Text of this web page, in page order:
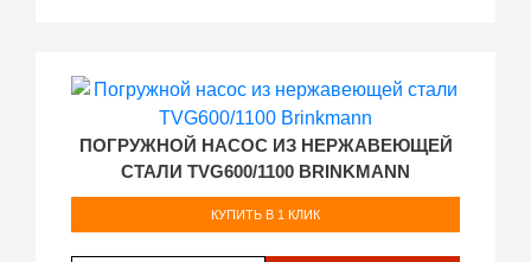
ПОГРУЖНОЙ НАСОС ИЗ НЕРЖАВЕЮЩЕЙ
СТАЛИ TVG600/1100 BRINKMANN
КУПИТЬ В 1 КЛИК